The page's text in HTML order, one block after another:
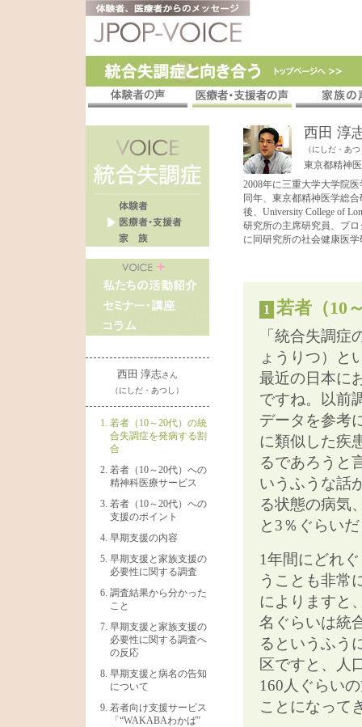
西田 淳志さん
（にしだ・あつし）
若者（10～20代）の統
合失調症を発病する割
合
若者（10～20代）への
精神科医療サービス
若者（10～20代）への
支援のポイント
早期支援の内容
早期支援と家族支援の
必要性に関する調査
調査結果から分かった
こと
早期支援と家族支援の
必要性に関する調査へ
の反応
早期支援と病名の告知
について
若者向け支援サービス
「“WAKABAわかば”
西田 淳
（にしだ・あ
東京都精神
2008年に三重大学大学院
同年、東京都精神医学総
後、University College of
研究所の主席研究員、プ
に同研究所の社会健康医
1 若者（10
「統合失調
ょうりつ）と
最近の日本に
ですね。以前
データを参考
に類似した疾
るであろうと
いうふうな話
る状態の病気
と3％ぐらい
1年間にどれ
うことも非常
によりますと
名ぐらいは統
るというふう
区ですと、人
160人ぐらい
ことになって